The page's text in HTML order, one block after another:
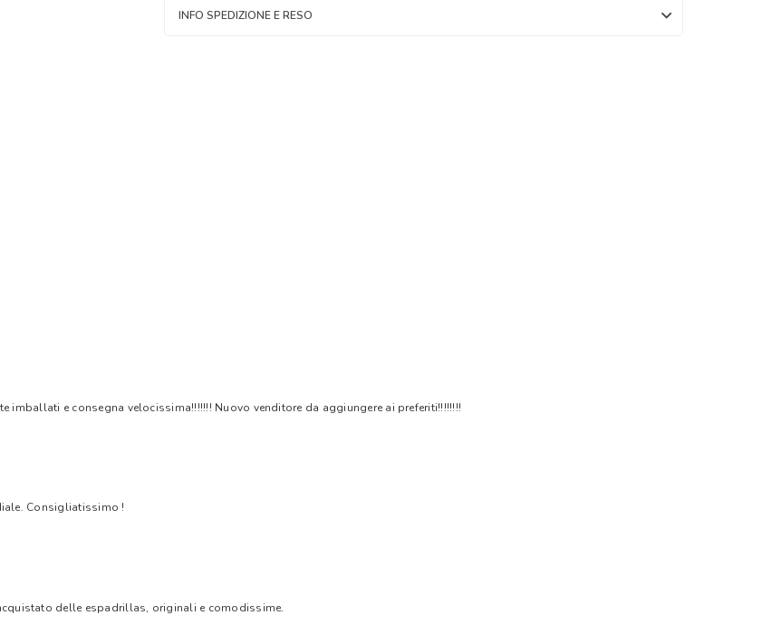
INFO SPEDIZIONE E RESO
e consegna velocissima!!!!!!! Nuovo venditore da aggiungere ai preferiti!!!!!!!!
Consigliatissimo !
delle espadrillas, originali e comodissime.